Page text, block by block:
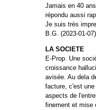
Jamais en 40
répondu aussi
Je suis très
B.G. (2023-01-07)
LA SOCIETE
E-Prop. Une
croissance
avisée. Au dela
facture, c'est
aspects de
finement et mise